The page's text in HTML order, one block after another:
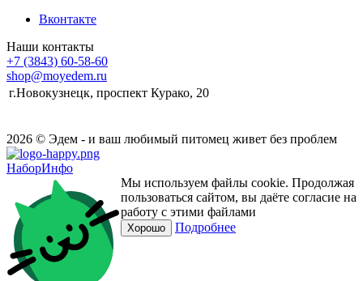
Вконтакте
Наши контакты
+7 (3843) 60-58-60
shop@moyedem.ru
г.Новокузнецк, проспект Курако, 20
2026 © Эдем - и ваш любимый питомец живет без проблем
НаборИнфо
Мы используем файлы cookie. Продолжая
пользоваться сайтом, вы даёте согласие на
работу с этими файлами
Хорошо Подробнее